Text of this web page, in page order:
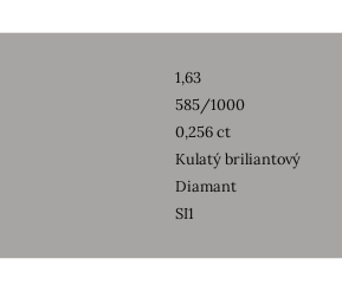
1,63
585/1000
0,256 ct
Kulatý briliantový
Diamant
SI1